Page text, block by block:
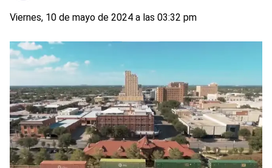
Viernes, 10 de mayo de 2024 a las 03:32 pm